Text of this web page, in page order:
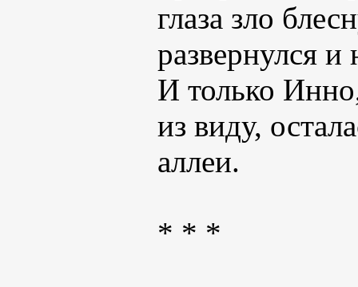
глаза зло
развернулся и
И только
из виду,
аллеи.
* * *